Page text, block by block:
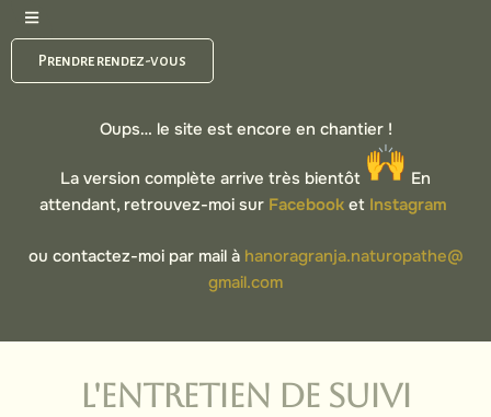
Prendre rendez-vous
Oups… le site est encore en chantier !
La version complète arrive très bientôt
En
attendant, retrouvez-moi sur Facebook et Instagram
ou contactez-moi par mail à hanoragranja.naturopathe@
gmail.com
L'ENTRETIEN DE SUIVI